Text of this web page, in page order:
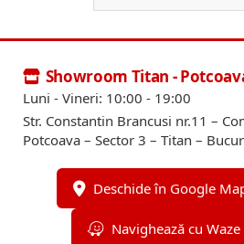
Showroom Titan -
Luni - Vineri: 10:00 - 19:00
Str. Constantin Brancusi nr.11 –
Potcoava – Sector 3 – Titan –
Deschide în Google
Navighează cu Waze